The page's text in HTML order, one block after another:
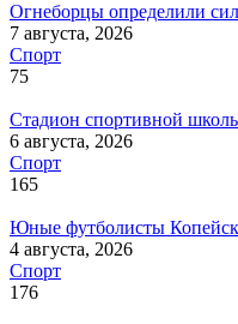
Огнеборцы определили
7 августа, 2026
Спорт
75
Стадион спортивной
6 августа, 2026
Спорт
165
Юные футболисты
4 августа, 2026
Спорт
176